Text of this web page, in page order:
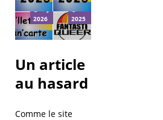
8 JANVIER
2026
2025
Un article
au hasard
Comme le site